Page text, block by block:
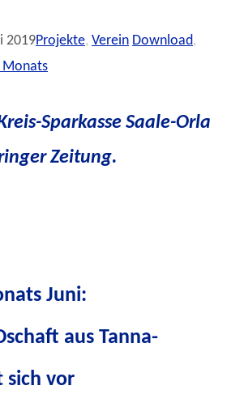
2019Projekte, Verein Download,
Monats
Sparkasse Saale-Orla
Zeitung.
Juni:
aus Tanna-
sich vor